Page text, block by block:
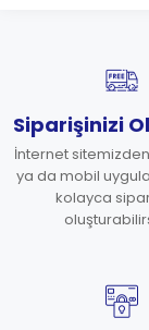
Siparişinizi
İnternet
ya da mobil
kolayca